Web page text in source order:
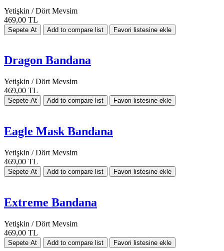
Yetişkin / Dört Mevsim
469,00 TL
Dragon Bandana
Yetişkin / Dört Mevsim
469,00 TL
Eagle Mask Bandana
Yetişkin / Dört Mevsim
469,00 TL
Extreme Bandana
Yetişkin / Dört Mevsim
469,00 TL